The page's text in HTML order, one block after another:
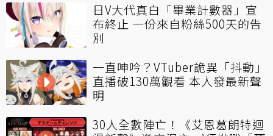
日V大代真白「畢業計數器」宣
布終止 一份來自粉絲500天的告
別
一直呻吟？VTuber詭異「抖動」
直播破130萬觀看 本人發最新聲
明
30人全數陣亡！《艾恩葛朗特迴